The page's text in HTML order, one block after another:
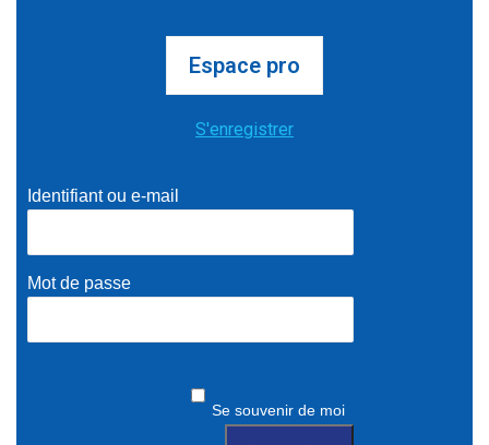
Espace pro
S'enregistrer
Identifiant ou e-mail
Mot de passe
Se souvenir de moi